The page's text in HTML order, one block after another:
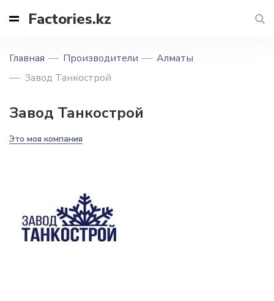
Factories.kz
Главная Производители
Алматы
Завод Танкострой
Завод Танкострой
Это моя компания